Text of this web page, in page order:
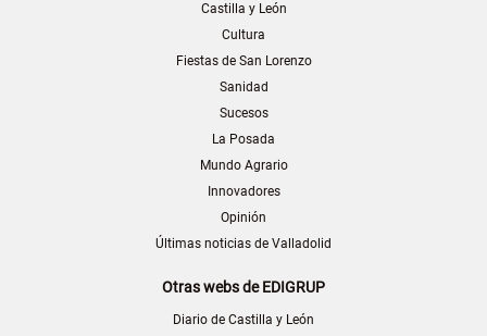
Castilla y León
Cultura
Fiestas de San Lorenzo
Sanidad
Sucesos
La Posada
Mundo Agrario
Innovadores
Opinión
Últimas noticias de Valladolid
Otras webs de EDIGRUP
Diario de Castilla y León